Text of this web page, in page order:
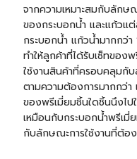
จากความเหมาะสมกับลักษ
ของกระบอกน้ำ และแก้วแต่
กระบอกน้ำ แก้วน้ำมากกว่
ทำให้ลูกค้าที่ได้รับเซ็ทของ
ใช้งานสินค้าที่ครอบคลุมกั
ตามความต้องการมากกว่า
ของพรีเมี่ยมชิ้นใดชิ้นนึงไป
เหมือนกับกระบอกน้ำพรีเ
กับลักษณะการใช้งานที่ต้อ